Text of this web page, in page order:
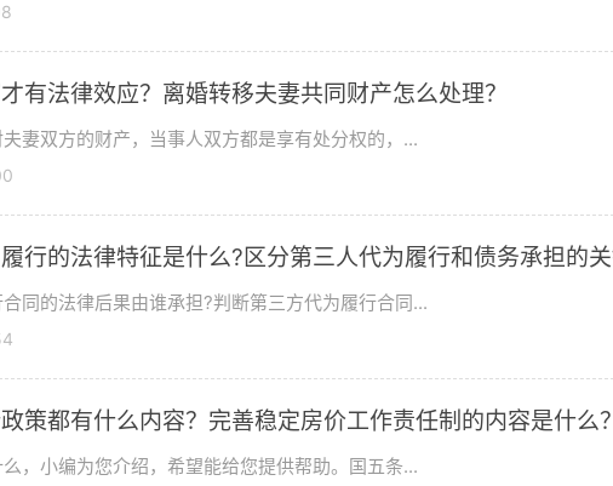
有法律效应？离婚转移夫妻共同财产怎么处理？
妻双方的财产，当事人双方都是享有处分权的，...
行的法律特征是什么?区分第三人代为履行和债务承担的关
同的法律后果由谁承担?判断第三方代为履行合同...
策都有什么内容？完善稳定房价工作责任制的内容是什么？
，小编为您介绍，希望能给您提供帮助。国五条...